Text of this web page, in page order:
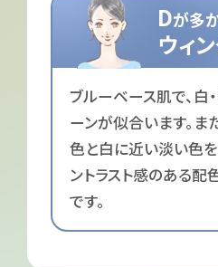
Dが多
ウィ
ブルーベース肌で、白
ーンが似合います。ま
色と白に近い淡い色
ントラスト感のある配
です。